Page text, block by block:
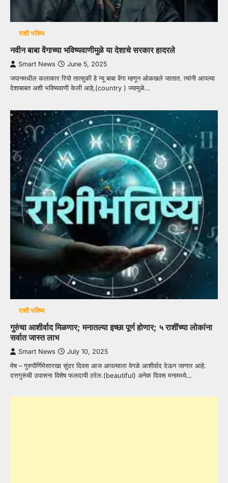
राशी भविष्य
नवीन बाबा वेंगाच्या भविष्यवाणीमुळे या देशाचे सरकार हादरले
Smart News June 5, 2025
जपानमधील कलाकार रियो तात्सुकी हे न्यू बाबा वेंगा म्हणून ओळखले जातात. त्यांनी आपल्या
देशाबाबत अशी भविष्यवाणी केली आहे,(country ) ज्यामुळे…
राशी भविष्य
गुरुंचा आशीर्वाद मिळणार; मनातल्या इच्छा पूर्ण होणार; ५ राशींच्या लोकांना
सर्वात जास्त लाभ
Smart News July 10, 2025
मेष – गुरुपौर्णिमेसारखा सुंदर दिवस आज आपल्याला वेगळे आशीर्वाद देऊन जाणार आहे.
दत्तगुरूंची उपासना विशेष फलदायी ठरेल.(beautiful) अनेक दिवस मनामध्ये…